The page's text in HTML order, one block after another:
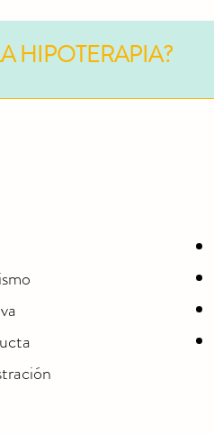
HIPOTERAPIA?